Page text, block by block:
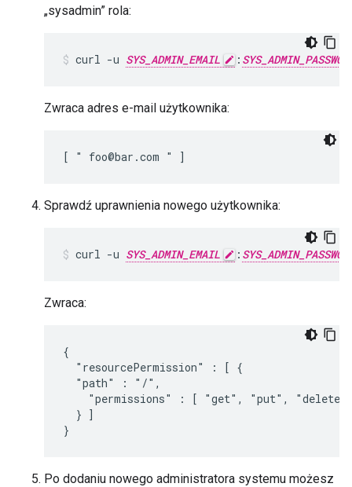
„sysadmin” rola:
curl -u SYS_ADMIN_EMAIL :
Zwraca adres e-mail użytkownika:
[ " foo@bar.com " ]
Sprawdź uprawnienia nowego użytkownika:
curl -u SYS_ADMIN_EMAIL :
Zwraca:
{
  "resourcePermission" : [ {
  "path" : "/",
"permissions" : [ "get", "put", "delete"
  } ]
}
Po dodaniu nowego administratora systemu możesz